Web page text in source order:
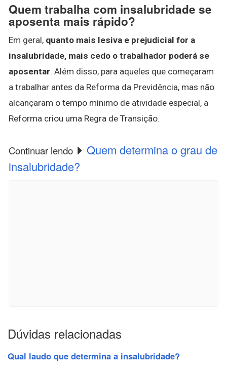
Quem trabalha com insalubridade se
aposenta mais rápido?
Em geral, quanto mais lesiva e prejudicial for a
insalubridade, mais cedo o trabalhador poderá se
aposentar. Além disso, para aqueles que começaram
a trabalhar antes da Reforma da Previdência, mas não
alcançaram o tempo mínimo de atividade especial, a
Reforma criou uma Regra de Transição.
Continuar lendo
Quem determina o grau de
insalubridade?
Dúvidas relacionadas
Qual laudo que determina a insalubridade?